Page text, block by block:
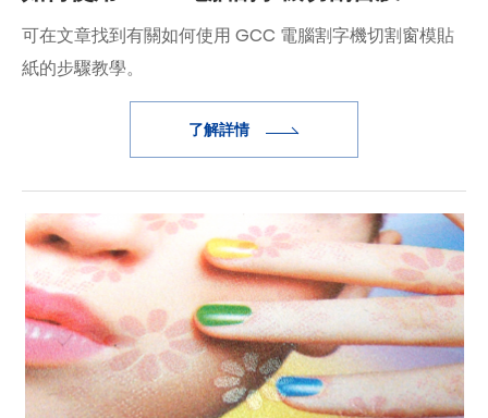
可在文章找到有關如何使用 GCC 電腦割字機切割窗模貼
紙的步驟教學。
了解詳情